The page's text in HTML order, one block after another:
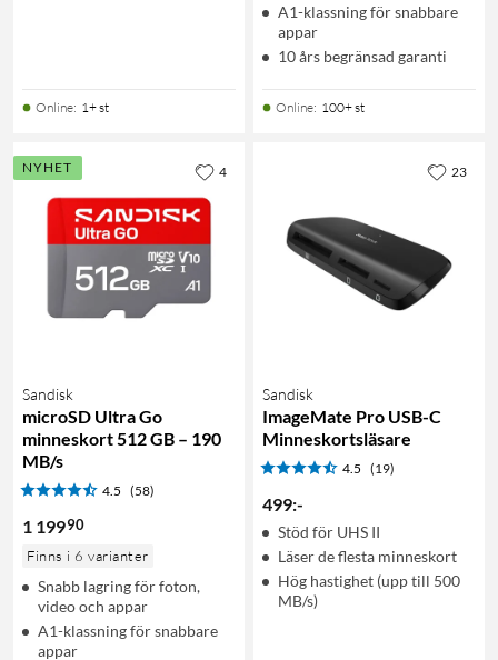
Online: 1+ st
A1-klassning för snabbare
appar
10 års begränsad garanti
Online: 100+ st
NYHET
Sandisk
microSD Ultra Go
minneskort 512 GB – 190
MB/s
4.5 (58)
1 19990
Finns i 6 varianter
Snabb lagring för foton,
video och appar
A1-klassning för snabbare
appar
4
Sandisk
ImageMate Pro USB-C
Minneskortsläsare
4.5 (19)
499:-
Stöd för UHS II
Läser de flesta minneskort
Hög hastighet (upp till 500
MB/s)
23